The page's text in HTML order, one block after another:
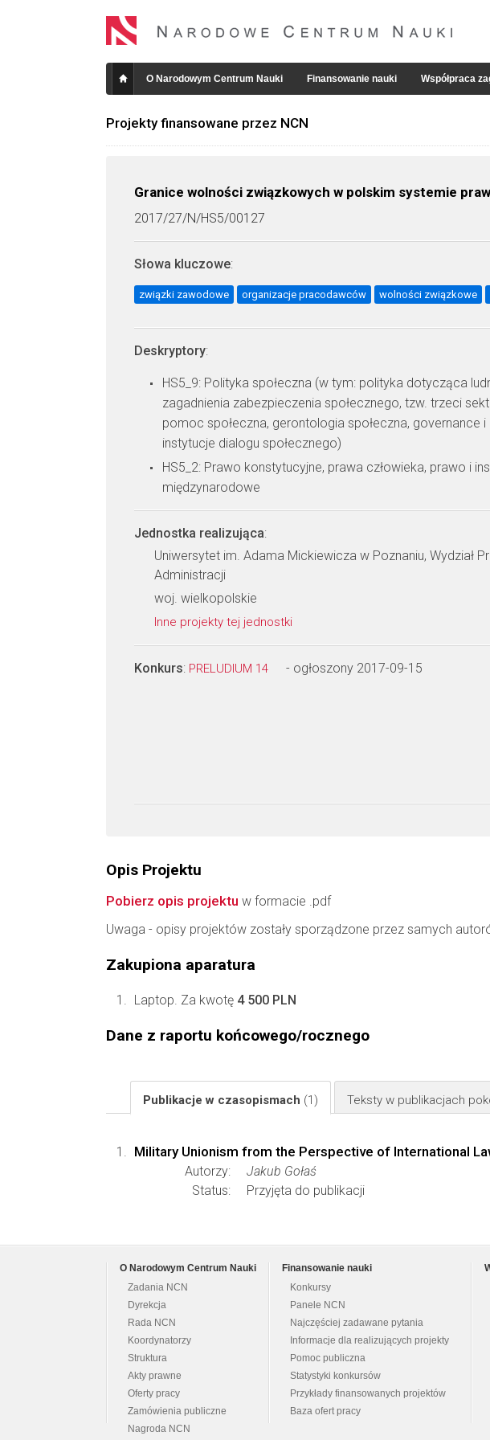
O Narodowym Centrum Nauki Finansowanie nauki Współpraca
Projekty finansowane przez NCN
Granice wolności związkowych w polskim systemie
2017/27/N/HS5/00127
Słowa kluczowe:
związki zawodowe organizacje pracodawców wolności związkowe
Deskryptory:
HS5_9: Polityka społeczna (w tym: polityka dotycząca
zagadnienia zabezpieczenia społecznego, tzw. trzeci
pomoc społeczna, gerontologia społeczna, governance i
instytucje dialogu społecznego)
HS5_2: Prawo konstytucyjne, prawa człowieka, prawo i
międzynarodowe
Jednostka realizująca:
Uniwersytet im. Adama Mickiewicza w Poznaniu, Wydział
Administracji
woj. wielkopolskie
Inne projekty tej jednostki
Konkurs: PRELUDIUM 14 - ogłoszony 2017-09-15
Opis Projektu
Pobierz opis projektu w formacie .pdf
Uwaga - opisy projektów zostały sporządzone przez samych
Zakupiona aparatura
Laptop. Za kwotę 4 500 PLN
Dane z raportu końcowego/rocznego
Publikacje w czasopismach (1) Teksty w publikacjach
Military Unionism from the Perspective of International
Autorzy:
Jakub Gołaś
Status:
Przyjęta do publikacji
O Narodowym Centrum Nauki
Zadania NCN
Dyrekcja
Rada NCN
Koordynatorzy
Struktura
Akty prawne
Oferty pracy
Zamówienia publiczne
Nagroda NCN
Finansowanie nauki
Konkursy
Panele NCN
Najczęściej zadawane pytania
Informacje dla realizujących projekty
Pomoc publiczna
Statystyki konkursów
Przykłady finansowanych projektów
Baza ofert pracy